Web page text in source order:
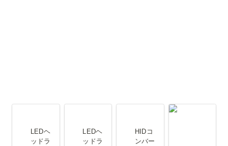
Hi/Lo ホワ
LEDヘ
ッドラ
色 ハロゲン
LEDヘ
ッドラ
ット 55W
HIDコ
ンバー
HIDコンバ